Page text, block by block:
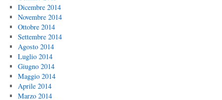
Dicembre 2014
Novembre 2014
Ottobre 2014
Settembre 2014
Agosto 2014
Luglio 2014
Giugno 2014
Maggio 2014
Aprile 2014
Marzo 2014